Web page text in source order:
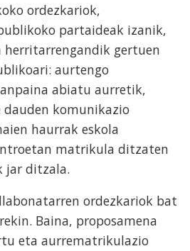
ordezkariok,
partaideak izanik,
herritarrengandik gertuen
aurtengo
abiatu aurretik,
komunikazio
haurrak eskola
matrikula ditzaten
jar ditzala.
ordezkariok bat
Baina, proposamena
eta aurrematrikulazio